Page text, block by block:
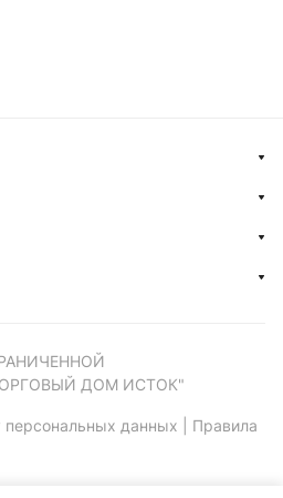
ДОМ ИСТОК"
персональных данных
Правила